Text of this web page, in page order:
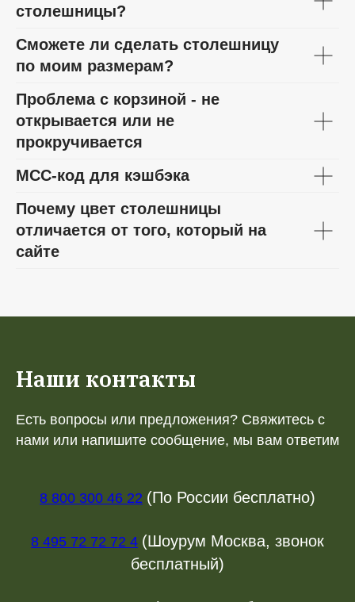
столешницы?
Сможете ли сделать столешницу
по моим размерам?
Проблема с корзиной - не
открывается или не
прокручивается
МСС-код для кэшбэка
Почему цвет столешницы
отличается от того, который на
сайте
Наши контакты
Есть вопросы или предложения? Свяжитесь с
нами или напишите сообщение, мы вам ответим
8 800 300 46 22 (По России бесплатно)
8 495 72 72 72 4 (Шоурум Москва, звонок
бесплатный)